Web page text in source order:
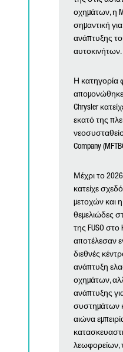
οχημάτων, η
σημαντική
ανάπτυξης
αυτοκινήτων.
Η κατηγορία
απομονώθηκε
Chrysler
εκατό της
Company
Μέχρι το
κατείχε
μετοχών και
θεμελιώδες
της FUSO στο
αποτέλεσαν
διεθνές
ανάπτυξη
οχημάτων,
ανάπτυξης
συστημάτων
αιώνα
λεωφορείων,